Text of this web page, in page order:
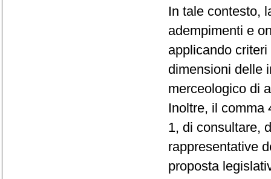
In tale contesto,
adempimenti e
applicando
dimensioni delle
merceologico di
Inoltre, il comma
1, di consultare,
rappresentative
proposta